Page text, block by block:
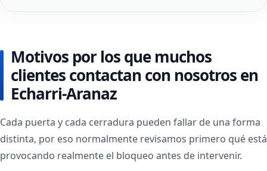
Motivos por los que muchos
clientes contactan con nosotros en
Echarri-Aranaz
Cada puerta y cada cerradura pueden fallar de una forma
distinta, por eso normalmente revisamos primero qué está
provocando realmente el bloqueo antes de intervenir.